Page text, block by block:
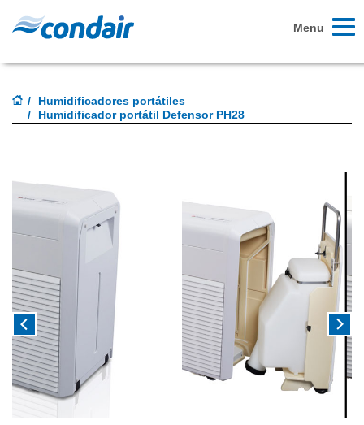
Menu
Humidificadores portátiles
Humidificador portátil Defensor PH28
Previous